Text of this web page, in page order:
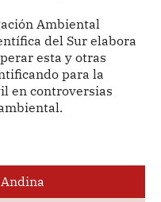
Ambiental
del Sur elabora
esta y otras
para la
en controversias